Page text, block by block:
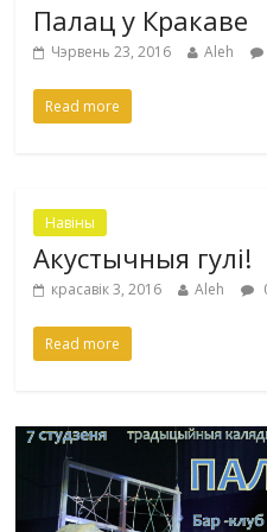
Палац у Кракаве
Чэрвень 23, 2016 Aleh
Read more
Навіны
Акустычныя гулі!
красавік 3, 2016 Aleh
Read more